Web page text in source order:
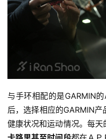
比
赛
备
训
与手环相配的是GARMIN
后，选择相应的GARMIN
健康状况和运动情况。每天